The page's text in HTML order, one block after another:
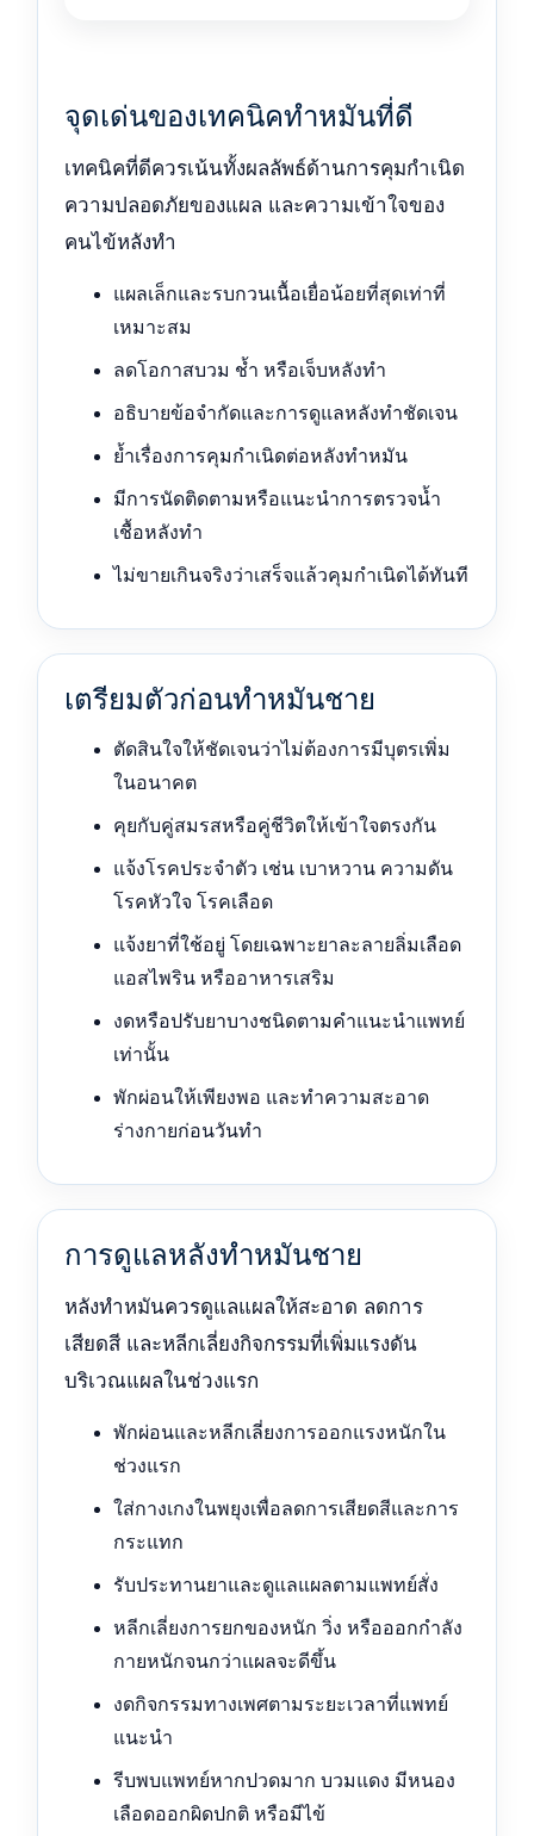
จุดเด่นของเทคนิคทำหมันที่ดี
เทคนิคที่ดีควรเน้นทั้งผลลัพธ์ด้านการคุมกำเนิด
ความปลอดภัยของแผล และความเข้าใจของ
คนไข้หลังทำ
แผลเล็กและรบกวนเนื้อเยื่อน้อยที่สุดเท่าที่
เหมาะสม
ลดโอกาสบวม ช้ำ หรือเจ็บหลังทำ
อธิบายข้อจำกัดและการดูแลหลังทำชัดเจน
ย้ำเรื่องการคุมกำเนิดต่อหลังทำหมัน
มีการนัดติดตามหรือแนะนำการตรวจน้ำ
เชื้อหลังทำ
ไม่ขายเกินจริงว่าเสร็จแล้วคุมกำเนิดได้ทันที
เตรียมตัวก่อนทำหมันชาย
ตัดสินใจให้ชัดเจนว่าไม่ต้องการมีบุตรเพิ่ม
ในอนาคต
คุยกับคู่สมรสหรือคู่ชีวิตให้เข้าใจตรงกัน
แจ้งโรคประจำตัว เช่น เบาหวาน ความดัน
โรคหัวใจ โรคเลือด
แจ้งยาที่ใช้อยู่ โดยเฉพาะยาละลายลิ่มเลือด
แอสไพริน หรืออาหารเสริม
งดหรือปรับยาบางชนิดตามคำแนะนำแพทย์
เท่านั้น
พักผ่อนให้เพียงพอ และทำความสะอาด
ร่างกายก่อนวันทำ
การดูแลหลังทำหมันชาย
หลังทำหมันควรดูแลแผลให้สะอาด ลดการ
เสียดสี และหลีกเลี่ยงกิจกรรมที่เพิ่มแรงดัน
บริเวณแผลในช่วงแรก
พักผ่อนและหลีกเลี่ยงการออกแรงหนักใน
ช่วงแรก
ใส่กางเกงในพยุงเพื่อลดการเสียดสีและการ
กระแทก
รับประทานยาและดูแลแผลตามแพทย์สั่ง
หลีกเลี่ยงการยกของหนัก วิ่ง หรือออกกำลัง
กายหนักจนกว่าแผลจะดีขึ้น
งดกิจกรรมทางเพศตามระยะเวลาที่แพทย์
แนะนำ
รีบพบแพทย์หากปวดมาก บวมแดง มีหนอง
เลือดออกผิดปกติ หรือมีไข้